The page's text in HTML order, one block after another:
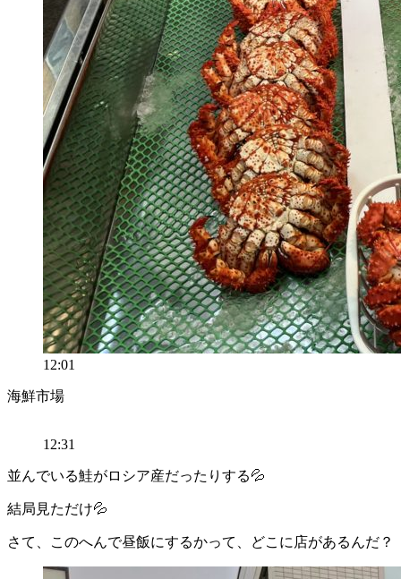
12:01
海鮮市場
12:31
並んでいる鮭がロシア産だったりする💦
結局見ただけ💦
さて、このへんで昼飯にするかって、どこに店があるんだ？